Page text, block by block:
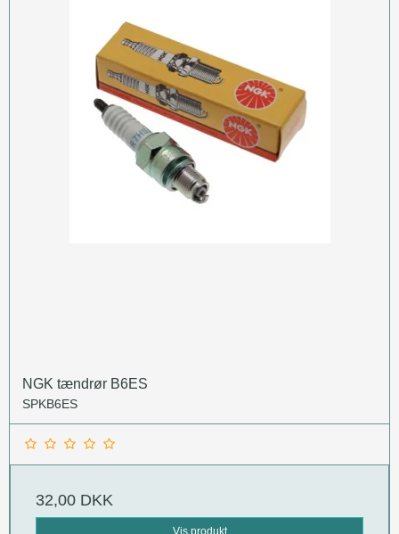
NGK tændrør B6ES
SPKB6ES
32,00 DKK